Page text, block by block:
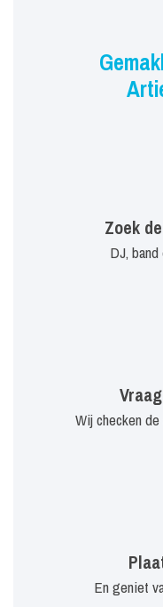
Zoek
DJ,
Wij checken
En geniet